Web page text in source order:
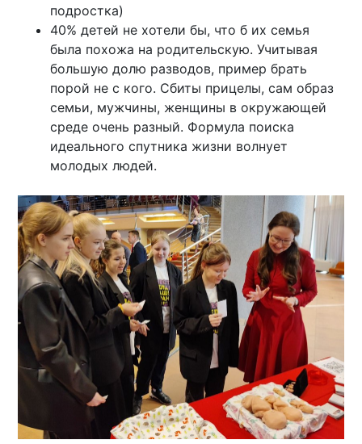
подростка)
40% детей не хотели бы, что б их семья
была похожа на родительскую. Учитывая
большую долю разводов, пример брать
порой не с кого. Сбиты прицелы, сам образ
семьи, мужчины, женщины в окружающей
среде очень разный. Формула поиска
идеального спутника жизни волнует
молодых людей.